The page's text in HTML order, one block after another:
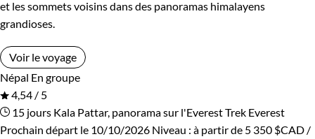
et les sommets voisins dans des panoramas himalayens
grandioses.
Voir le voyage
Népal En groupe
4,54 / 5
15 jours Kala Pattar, panorama sur l'EverestTrek Everest
Prochain départ le 10/10/2026 Niveau : à partir de 5 350 $CAD /